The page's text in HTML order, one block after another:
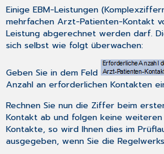
Einige EBM-Leistungen
mehrfachen Arzt-Patienten-Kontakt
Leistung abgerechnet werden darf.
sich selbst wie folgt überwachen:
Geben Sie in dem Feld
Anzahl an erforderlichen Kontakten
Rechnen Sie nun die Ziffer beim
Kontakt ab und folgen keine
Kontakte, so wird Ihnen dies im
ausgegeben, wenn Sie die